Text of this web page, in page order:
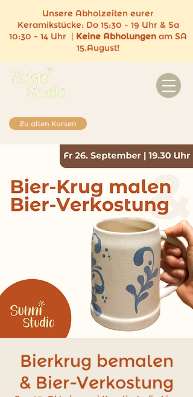
Unsere Abholzeiten eurer
Keramikstücke: Do 15:30 - 19 Uhr & Sa
10:30 - 14 Uhr | Keine Abholungen am SA
15.August!
Zu allen Kursen
Bierkrug bemalen
& Bier-Verkostung